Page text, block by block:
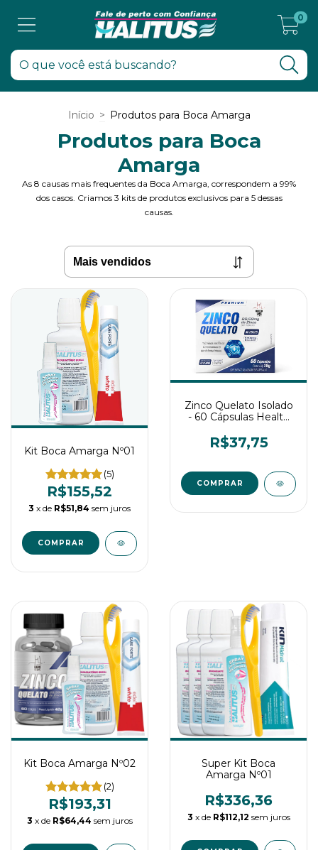
0
Início > Produtos para Boca Amarga
Produtos para Boca
Amarga
As 8 causas mais frequentes da Boca Amarga, correspondem a 99%
dos casos. Criamos 3 kits de produtos exclusivos para 5 dessas
causas.
Kit Boca Amarga Nº01
(5)
R$155,52
3 x de R$51,84 sem juros
Zinco Quelato Isolado
- 60 Cápsulas Health
R$37,75
Kit Boca Amarga Nº02
(2)
R$193,31
3 x de R$64,44 sem juros
Super Kit Boca
Amarga Nº01
R$336,36
3 x de R$112,12 sem juros